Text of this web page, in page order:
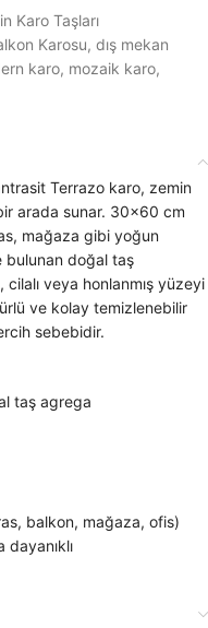
Karo Taşları
Karosu, dış mekan
karo, mozaik karo,
Terrazo karo, zemin
arada sunar. 30×60 cm
mağaza gibi yoğun
bulunan doğal taş
veya honlanmış yüzeyi
ve kolay temizlenebilir
sebebidir.
taş agrega
balkon, mağaza, ofis)
dayanıklı